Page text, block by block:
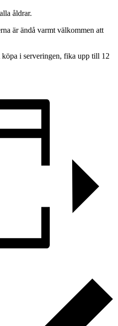
åldrar.
är ändå varmt välkommen att
i serveringen, fika upp till 12